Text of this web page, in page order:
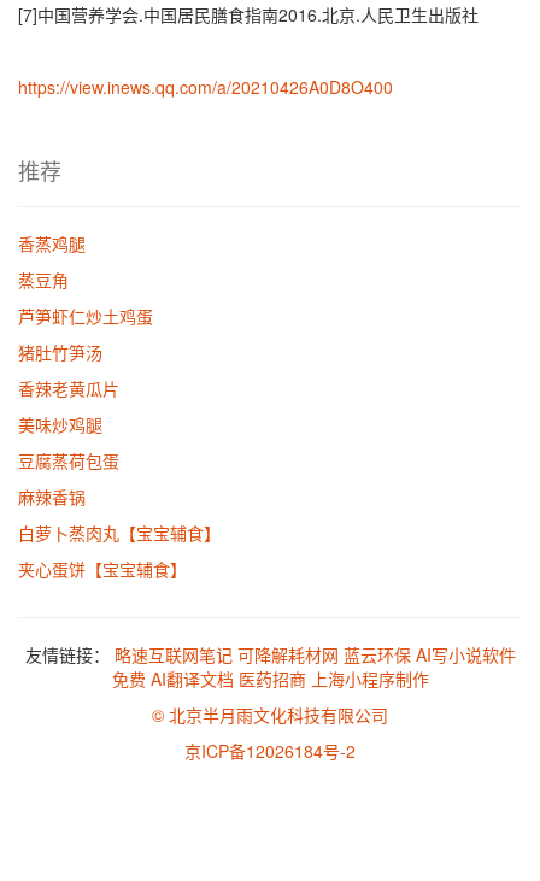
[7]中国营养学会.中国居民膳食指南2016.北京.人民卫生出版社
https://view.inews.qq.com/a/20210426A0D8O400
推荐
香蒸鸡腿
蒸豆角
芦笋虾仁炒土鸡蛋
猪肚竹笋汤
香辣老黄瓜片
美味炒鸡腿
豆腐蒸荷包蛋
麻辣香锅
白萝卜蒸肉丸【宝宝辅食】
夹心蛋饼【宝宝辅食】
友情链接： 略速互联网笔记 可降解耗材网 蓝云环保 AI写小说软件
免费 AI翻译文档 医药招商 上海小程序制作
© 北京半月雨文化科技有限公司
京ICP备12026184号-2